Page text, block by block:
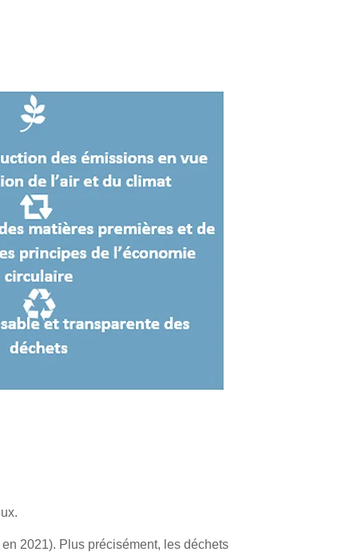
2021). Plus précisément, les déchets